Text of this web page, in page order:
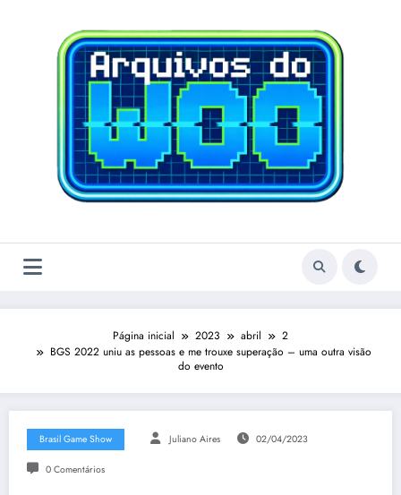
Página inicial 2023 abril
2
BGS 2022 uniu as pessoas e me trouxe superação – uma outra visão
do evento
Brasil Game Show Juliano Aires 02/04/2023
0 Comentários